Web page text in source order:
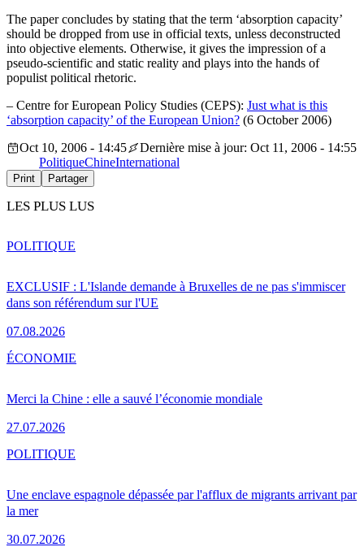
The paper concludes by stating that the term ‘absorption capacity’
should be dropped from use in official texts, unless deconstructed
into objective elements. Otherwise, it gives the impression of a
pseudo-scientific and static reality and plays into the hands of
populist political rhetoric.
– Centre for European Policy Studies (CEPS): Just what is this
‘absorption capacity’ of the European Union? (6 October 2006)
Oct 10, 2006 - 14:45
Dernière mise à jour: Oct 11, 2006 - 14:55
PolitiqueChineInternational
Print Partager
LES PLUS LUS
EXCLUSIF : L'Islande demande à Bruxelles de ne pas s'immiscer
dans son référendum sur l'UE
07.08.2026
POLITIQUE
Merci la Chine : elle a sauvé l’économie mondiale
27.07.2026
ÉCONOMIE
Une enclave espagnole dépassée par l'afflux de migrants arrivant par
la mer
30.07.2026
POLITIQUE